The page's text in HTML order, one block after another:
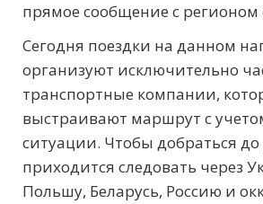
прямое сообщение с регионом
Сегодня поездки на данном
организуют исключительно
транспортные компании,
выстраивают маршрут с
ситуации. Чтобы добраться
приходится следовать через
Польшу, Беларусь, Россию и